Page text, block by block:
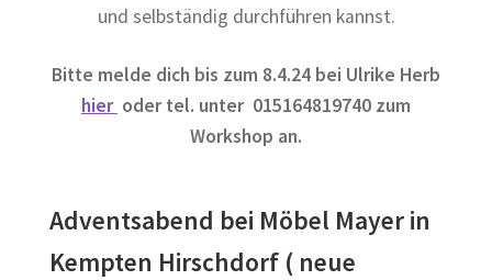
und selbständig durchführen kannst.
Bitte melde dich bis zum 8.4.24 bei Ulrike Herb
hier oder tel. unter 015164819740 zum
Workshop an.
Adventsabend bei Möbel Mayer in
Kempten Hirschdorf ( neue